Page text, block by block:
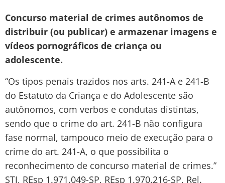
Concurso material de crimes autônomos de
distribuir (ou publicar) e armazenar imagens e
vídeos pornográficos de criança ou
adolescente.
“Os tipos penais trazidos nos arts. 241-A e 241-B
do Estatuto da Criança e do Adolescente são
autônomos, com verbos e condutas distintas,
sendo que o crime do art. 241-B não configura
fase normal, tampouco meio de execução para o
crime do art. 241-A, o que possibilita o
reconhecimento de concurso material de crimes.”
STJ, REsp 1.971.049-SP, REsp 1.970.216-SP, Rel.